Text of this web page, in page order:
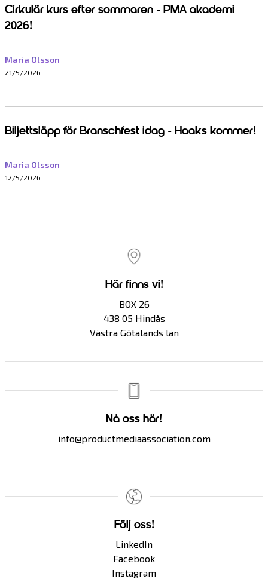
Cirkulär kurs efter sommaren - PMA akademi
2026!
Maria Olsson
21/5/2026
Biljettsläpp för Branschfest idag - Haaks kommer!
Maria Olsson
12/5/2026
Här finns vi!
BOX 26
438 05 Hindås
Västra Götalands län
Nå oss här!
info@productmediaassociation.com
Följ oss!
LinkedIn
Facebook
Instagram